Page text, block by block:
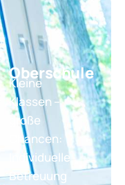
Oberschule
Kleine
Klassen –
große
Chancen:
Individuelle
Betreuung